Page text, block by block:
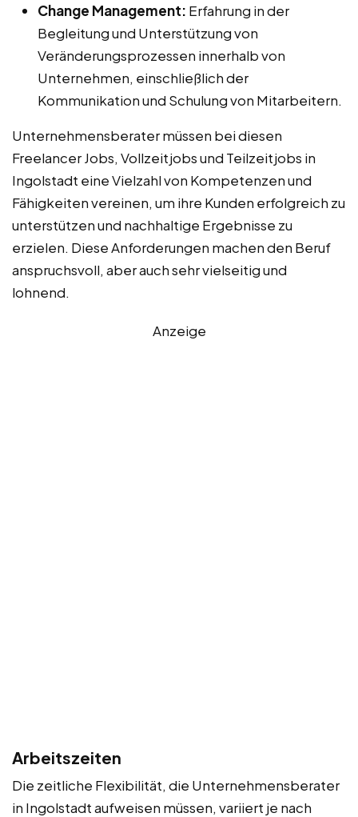
Change Management: Erfahrung in der
Begleitung und Unterstützung von
Veränderungsprozessen innerhalb von
Unternehmen, einschließlich der
Kommunikation und Schulung von Mitarbeitern.
Unternehmensberater müssen bei diesen
Freelancer Jobs, Vollzeitjobs und Teilzeitjobs in
Ingolstadt eine Vielzahl von Kompetenzen und
Fähigkeiten vereinen, um ihre Kunden erfolgreich zu
unterstützen und nachhaltige Ergebnisse zu
erzielen. Diese Anforderungen machen den Beruf
anspruchsvoll, aber auch sehr vielseitig und
lohnend.
Anzeige
Arbeitszeiten
Die zeitliche Flexibilität, die Unternehmensberater
in Ingolstadt aufweisen müssen, variiert je nach